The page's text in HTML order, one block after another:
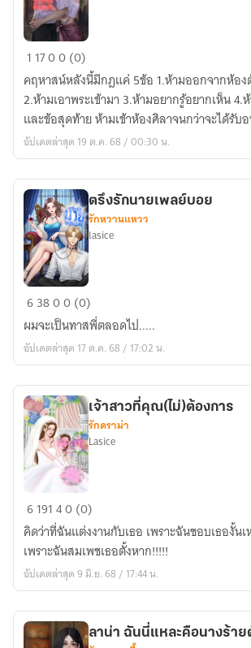
คฤหาสน์
โบราณ
กับ
อาถรรพณ์
ศิลา
แดง
1 1700 (0)
คฤหาสน์หลังนี้มีกฎแค่ 5ข้อ 1.ห้ามออกจากห้องตั้งแต่เวลา 1 ทุ่ม
2.ห้ามเอาพระเข้ามา 3.ห้ามอยากรู้อยากเห็น 4.ห้ามขึ้นไปบนชั้น 3
และข้อสุดท้าย ห้ามเข้าห้องศิลาจนกว่าจะได้รั
อัปเดตล่าสุด 19 ต.ค. 68 / 00:30 น.
ตรึง
นาย
เพลย์บอย
ตรึงรักนายเพลย์บอย
รักหวานแหวว
lasice
63800 (0)
ผมจะเป็นทาสพี่ตลอดไป.....
อัปเดตล่าสุด 17 ต.ค. 68 / 17:02 น.
เจ้า
สาว
ที่
คุณ(ไม่)ต้องการ
เจ้าสาวที่คุณ(ไม่)ต้องการ
รักดราม่า
Lasice
619140 (0)
คิดว่าที่ฉันแต่งงานกับเธอ เพราะฉันชอบเธองั้นเ
เพราะฉันสมเพชเธอตั้งหาก!!!!!
อัปเดตล่าสุด 9 มิ.ย. 68 / 17:44 น.
ลาน่า ฉันนี่แหละคือนางร้าย